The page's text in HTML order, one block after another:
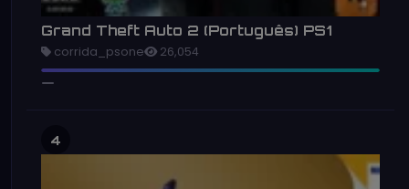
Grand Theft Auto 2 (Português) PS1
corrida_psone 26,054
4